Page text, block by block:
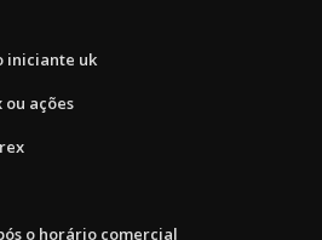
iniciante uk
ações
o horário comercial